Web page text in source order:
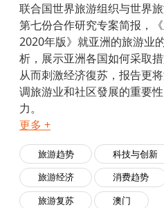
联合国世界旅游组织与世界
第七份合作研究专案简报，
2020年版》就亚洲的旅游业
析，展示亚洲各国如何采取
从而刺激经济復苏，报告更
调旅游业和社区發展的重要
力。
更多 +
旅游趋势 科技与创新
旅游经济
消费趋势
旅游复苏
澳门